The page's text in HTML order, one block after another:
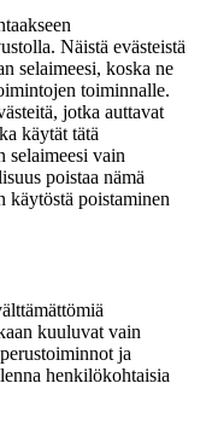
Näistä evästeistä
selaimeesi, koska ne
toiminnalle.
jotka auttavat
käytät tätä
selaimeesi vain
poistaa nämä
käytöstä poistaminen
kuuluvat vain
ja
henkilökohtaisia